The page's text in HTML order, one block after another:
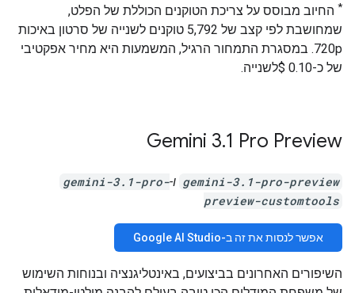
* החיוב מבוסס על צריכת הטוקנים הכוללת של הפלט,
שמחושבת לפי קצב של 5,792 טוקנים לשנייה של סרטון באיכות
720p. במסגרת התמחור הרגיל, המשמעות היא מחיר אפקטיבי
של כ-0.10 $לשנייה.
‫Gemini 3.1 Pro Preview
gemini-3.1-pro-preview ו-gemini-3.1-pro-
preview-customtools
אפשר לנסות את זה ב-Google AI Studio
השיפורים האחרונים בביצועים, באינטליגנציה ובנוחות השימוש